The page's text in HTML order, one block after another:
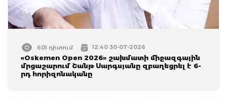
601 դիտում 12:40 30-07-2026
«Oskemen Open 2026» շախմատի միջազգային
մրցաշարում Շանթ Սարգսյանը զբաղեցրել է 6-
րդ հորիզոնականը